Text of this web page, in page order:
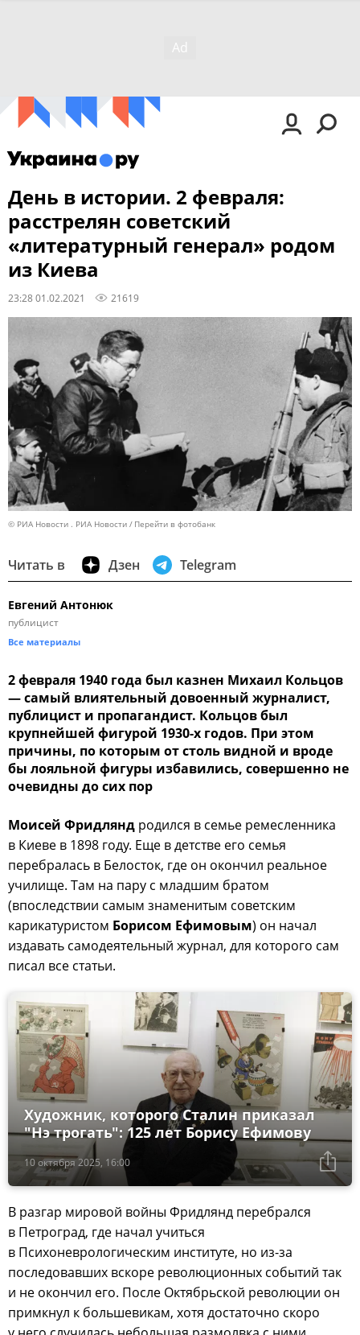
День в истории. 2 февраля:
расстрелян советский
«литературный генерал» родом
из Киева
23:28 01.02.2021 21619
© РИА Новости . РИА Новости Перейти в фотобанк
Читать в Дзен Telegram
Евгений Антонюк
публицист
Все материалы
2 февраля 1940 года был казнен Михаил Кольцов
— самый влиятельный довоенный журналист,
публицист и пропагандист. Кольцов был
крупнейшей фигурой 1930-х годов. При этом
причины, по которым от столь видной и вроде
бы лояльной фигуры избавились, совершенно не
очевидны до сих пор
Моисей Фридлянд родился в семье ремесленника
в Киеве в 1898 году. Еще в детстве его семья
перебралась в Белосток, где он окончил реальное
училище. Там на пару с младшим братом
(впоследствии самым знаменитым советским
карикатуристом Борисом Ефимовым) он начал
издавать самодеятельный журнал, для которого сам
писал все статьи.
10 октября 2025, 16:00
Художник, которого Сталин приказал
"Нэ трогать": 125 лет Борису Ефимову
В разгар мировой войны Фридлянд перебрался
в Петроград, где начал учиться
в Психоневрологическим институте, но из-за
последовавших вскоре революционных событий так
и не окончил его. После Октябрьской революции он
примкнул к большевикам, хотя достаточно скоро